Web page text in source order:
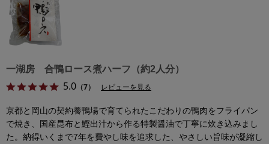
一湖房 合鴨ロース煮ハーフ（約2人分）
5.0 （7） レビューを見る
京都と岡山の契約養鴨場で育てられたこだわりの鴨肉をフライパン
で焼き、国産昆布と鰹出汁から作る特製醤油で丁寧に炊き込みまし
た。納得いくまで7年を費やし味を追求した、やさしい旨味が凝縮し